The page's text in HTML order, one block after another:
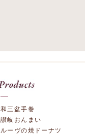
和三盆手巻
讃岐おんまい
ルーヴの焼ドーナツ